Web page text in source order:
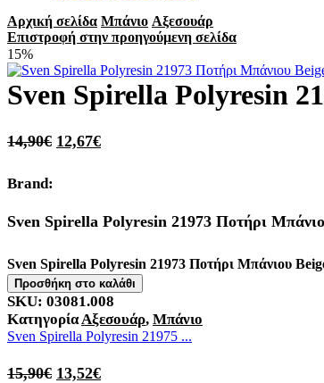
Αρχική σελίδα Μπάνιο Αξεσουάρ
Επιστροφή στην προηγούμενη σελίδα
15%
Sven Spirella Polyresin
14,90€ 12,67€
Brand:
Sven Spirella Polyresin 21973 Ποτήρι
Sven Spirella Polyresin 21973 Ποτήρι Μπάνιου
Προσθήκη στο καλάθι
SKU: 03081.008
ΚατηγορίαΑξεσουάρ, Μπάνιο
Sven Spirella Polyresin 21975 ...
15,90€ 13,52€